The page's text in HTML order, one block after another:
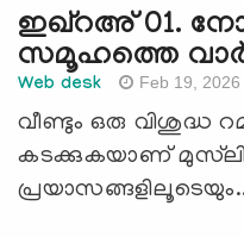
ഇഖ്റഅ് 01.
സമൂഹത്തെ
Web desk Feb 19, 2026
വീണ്ടും ഒരു വിശുദ്ധ
കടക്കുകയാണ്